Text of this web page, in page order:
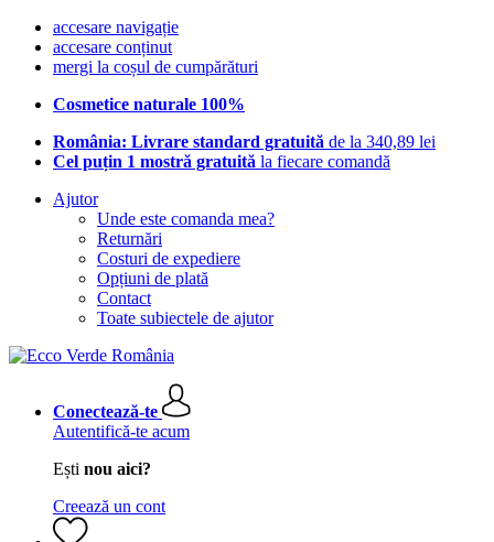
accesare navigație
accesare conținut
mergi la coșul de cumpărături
Cosmetice naturale 100%
România: Livrare standard gratuită de la 340,89 lei
Cel puțin 1 mostră gratuită la fiecare comandă
Ajutor
Unde este comanda mea?
Returnări
Costuri de expediere
Opțiuni de plată
Contact
Toate subiectele de ajutor
Conectează-te
Autentifică-te acum
Ești nou aici?
Creează un cont